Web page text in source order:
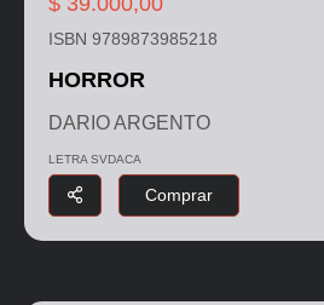
ISBN 9789873985218
HORROR
DARIO ARGENTO
LETRA SVDACA
Comprar